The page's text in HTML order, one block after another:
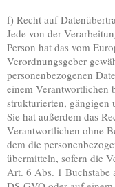
f) Recht auf
Jede von der
Person hat das vom
Verordnungsgeber
personenbezogenen
einem Verantwortlichen
strukturierten, gängigen
Sie hat außerdem das
Verantwortlichen ohne
dem die
übermitteln, sofern die
Art. 6 Abs. 1 Buchstabe